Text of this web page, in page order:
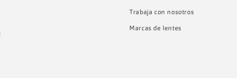
Trabaja con nosotros
Marcas de lentes